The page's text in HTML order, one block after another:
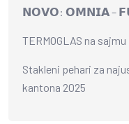
𝗡𝗢𝗩𝗢: 𝗢𝗠𝗡𝗜𝗔 –
TERMOGLAS na
Stakleni pehari za
kantona 2025